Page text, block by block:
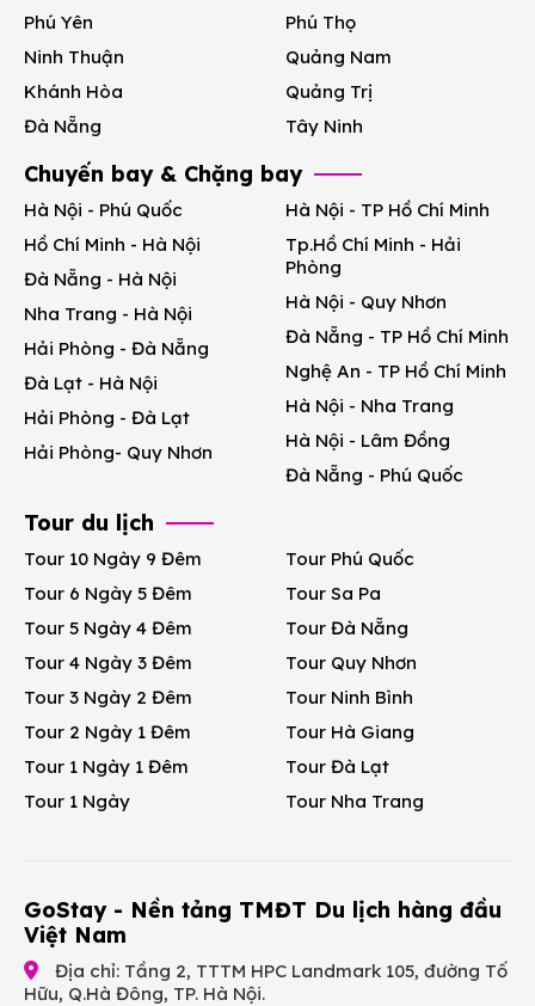
Phú Yên
Ninh Thuận
Khánh Hòa
Đà Nẵng
Phú Thọ
Quảng Nam
Quảng Trị
Tây Ninh
Chuyến bay & Chặng bay
Hà Nội - Phú Quốc
Hồ Chí Minh - Hà Nội
Đà Nẵng - Hà Nội
Nha Trang - Hà Nội
Hải Phòng - Đà Nẵng
Đà Lạt - Hà Nội
Hải Phòng - Đà Lạt
Hải Phòng- Quy Nhơn
Hà Nội - TP Hồ Chí Minh
Tp.Hồ Chí Minh - Hải
Phòng
Hà Nội - Quy Nhơn
Đà Nẵng - TP Hồ Chí Minh
Nghệ An - TP Hồ Chí Minh
Hà Nội - Nha Trang
Hà Nội - Lâm Đồng
Đà Nẵng - Phú Quốc
Tour du lịch
Tour 10 Ngày 9 Đêm
Tour 6 Ngày 5 Đêm
Tour 5 Ngày 4 Đêm
Tour 4 Ngày 3 Đêm
Tour 3 Ngày 2 Đêm
Tour 2 Ngày 1 Đêm
Tour 1 Ngày 1 Đêm
Tour 1 Ngày
Tour Phú Quốc
Tour Sa Pa
Tour Đà Nẵng
Tour Quy Nhơn
Tour Ninh Bình
Tour Hà Giang
Tour Đà Lạt
Tour Nha Trang
GoStay - Nền tảng TMĐT Du lịch hàng đầu
Việt Nam
Địa chỉ: Tầng 2, TTTM HPC Landmark 105, đường Tố
Hữu, Q.Hà Đông, TP. Hà Nội.